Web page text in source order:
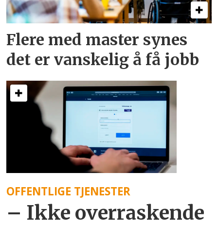
Flere med master synes
det er vanskelig å få jobb
OFFENTLIGE TJENESTER
– Ikke overraskende